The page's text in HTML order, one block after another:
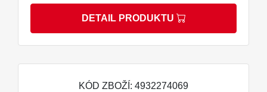
DETAIL PRODUKTU
KÓD ZBOŽÍ: 4932274069